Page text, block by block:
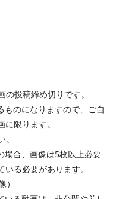
投稿締め切りです。
のになりますので、ご自
限ります。
場合、画像は5枚以上必要
る必要があります。